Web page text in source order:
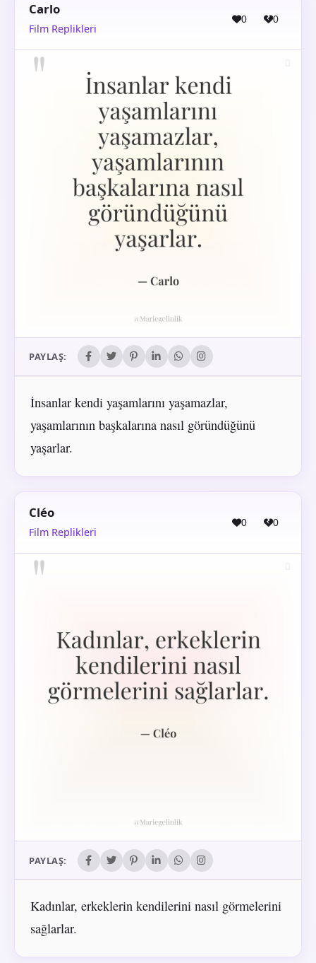
Carlo
Film Replikleri
0 0
PAYLAŞ:
İnsanlar kendi yaşamlarını yaşamazlar,
yaşamlarının başkalarına nasıl göründüğünü
yaşarlar.
Cléo
Film Replikleri
0 0
PAYLAŞ:
Kadınlar, erkeklerin kendilerini nasıl görmelerini
sağlarlar.